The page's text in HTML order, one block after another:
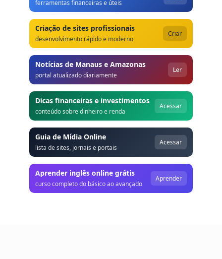
ferramentas financeiras e úteis
Criação de sites profissionais
desenvolvimento rápido e moderno
Criar
Notícias de Manaus e Amazonas
portal atualizado diariamente
Ler
Dicas financeiras e investimentos
conteúdo sobre dinheiro e renda
Acessar
Guia de Mídia Online
lista de sites, jornais e portais
Acessar
Aprender inglês online grátis
curso completo do básico ao avançado
Aprender